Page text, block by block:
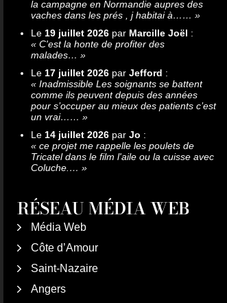
la campagne en Normandie aupres des
vaches dans les prés , j habitai à…… »
Le 19 juillet 2026 par Marcille Joël :
« C'est la honte de profiter des
malades… »
Le 17 juillet 2026 par Jefford :
« Inadmissible Les soignants se battent
comme ils peuvent depuis des années
pour s’occuper au mieux des patients c’est
un vrai…… »
Le 14 juillet 2026 par Jo :
« ce projet me rappelle les poulets de
Tricatel dans le film l'aile ou la cuisse avec
Coluche.… »
RÉSEAU MÉDIA WEB
Média Web
Côte d’Amour
Saint-Nazaire
Angers